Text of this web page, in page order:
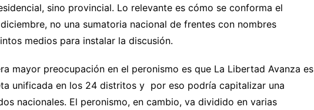
sino provincial. Lo relevante es cómo se conforma el
no una sumatoria nacional de frentes con nombres
medios para instalar la discusión.
mayor preocupación en el peronismo es que La Libertad Avanza es
unificada en los 24 distritos y por eso podría capitalizar una
nacionales. El peronismo, en cambio, va dividido en varias